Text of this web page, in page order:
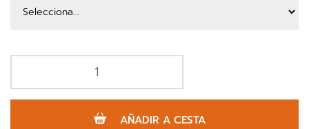
AÑADIR A CESTA